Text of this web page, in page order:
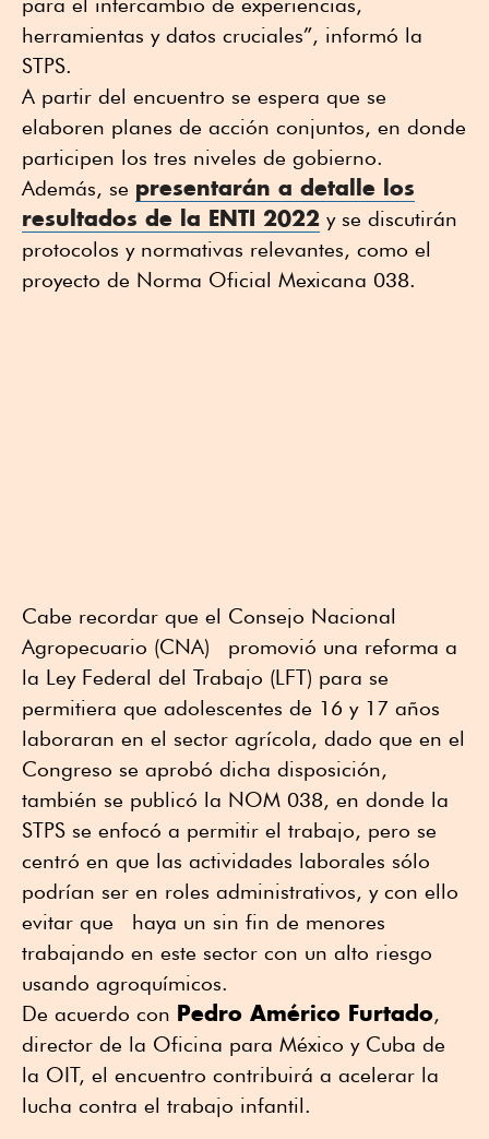
herramientas y datos cruciales”, informó la
STPS.
A partir del encuentro se espera que se
elaboren planes de acción conjuntos, en donde
participen los tres niveles de gobierno.
Además, se presentarán a detalle los
resultados de la ENTI 2022 y se discutirán
protocolos y normativas relevantes, como el
proyecto de Norma Oficial Mexicana 038.
Cabe recordar que el Consejo Nacional
Agropecuario (CNA) promovió una reforma a
la Ley Federal del Trabajo (LFT) para se
permitiera que adolescentes de 16 y 17 años
laboraran en el sector agrícola, dado que en el
Congreso se aprobó dicha disposición,
también se publicó la NOM 038, en donde la
STPS se enfocó a permitir el trabajo, pero se
centró en que las actividades laborales sólo
podrían ser en roles administrativos, y con ello
evitar que haya un sin fin de menores
trabajando en este sector con un alto riesgo
usando agroquímicos.
De acuerdo con Pedro Américo Furtado,
director de la Oficina para México y Cuba de
la OIT, el encuentro contribuirá a acelerar la
lucha contra el trabajo infantil.